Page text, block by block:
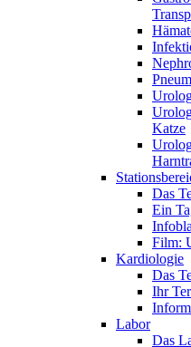
Katze
Das
Ein
Film:
Kardiologie
Das
Ihr
Labor
Das